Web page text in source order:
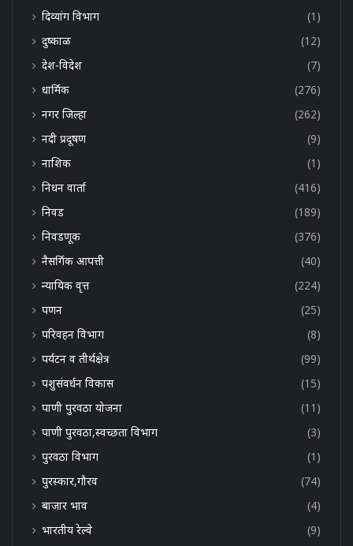
दिव्यांग विभाग
(1)
दुष्काळ
(12)
देश-विदेश
(7)
धार्मिक
(276)
नगर जिल्हा
(262)
नदी प्रदूषण
(9)
नाशिक
(1)
निधन वार्ता
(416)
निवड
(189)
निवडणूक
(376)
नैसर्गिक आपत्ती
(40)
न्यायिक वृत्त
(224)
पणन
(25)
परिवहन विभाग
(8)
पर्यटन व तीर्थक्षेत्र
(99)
पशुसंवर्धन विकास
(15)
पाणी पुरवठा योजना
(11)
पाणी पुरवठा,स्वच्छता विभाग
(3)
पुरवठा विभाग
(1)
पुरस्कार,गौरव
(74)
बाजार भाव
(4)
भारतीय रेल्वे
(9)